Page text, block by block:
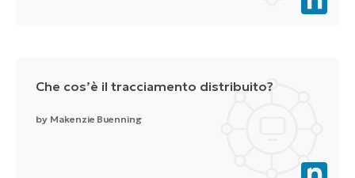
Che cos’è il tracciamento distribuito?
by Makenzie Buenning